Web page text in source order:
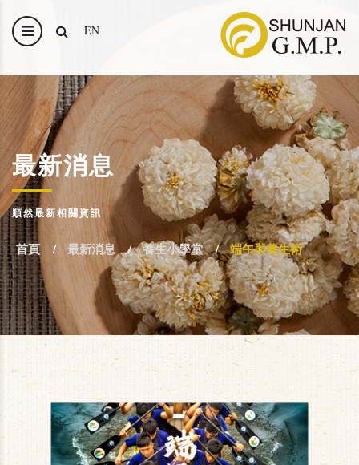
EN
最新消息
順然最新相關資訊
首頁 最新消息 養生小學堂 端午與養生術